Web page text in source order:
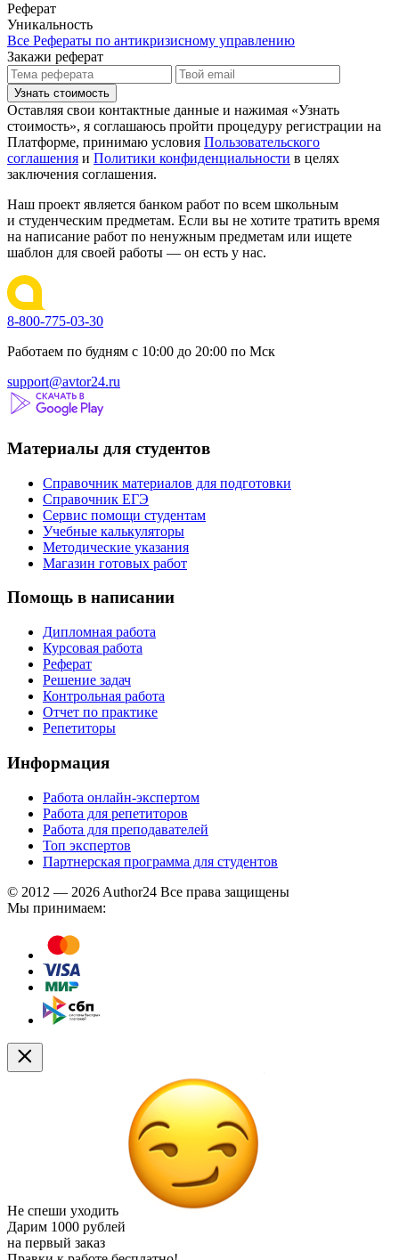
Реферат
Уникальность
Все Рефераты по антикризисному управлению
Закажи реферат
Узнать стоимость
Оставляя свои контактные данные и нажимая «Узнать
стоимость», я соглашаюсь пройти процедуру регистрации на
Платформе, принимаю условия Пользовательского
соглашения и Политики конфиденциальности в целях
заключения соглашения.
Наш проект является банком работ по всем школьным
и студенческим предметам. Если вы не хотите тратить время
на написание работ по ненужным предметам или ищете
шаблон для своей работы — он есть у нас.
8-800-775-03-30
Работаем по будням с 10:00 до 20:00 по Мск
support@avtor24.ru
Материалы для студентов
Справочник материалов для подготовки
Справочник ЕГЭ
Сервис помощи студентам
Учебные калькуляторы
Методические указания
Магазин готовых работ
Помощь в написании
Дипломная работа
Курсовая работа
Реферат
Решение задач
Контрольная работа
Отчет по практике
Репетиторы
Информация
Работа онлайн-экспертом
Работа для репетиторов
Работа для преподавателей
Топ экспертов
Партнерская программа для студентов
© 2012 — 2026 Author24 Все права защищены
Мы принимаем:
Не спеши уходить
Дарим 1000 рублей
на первый заказ